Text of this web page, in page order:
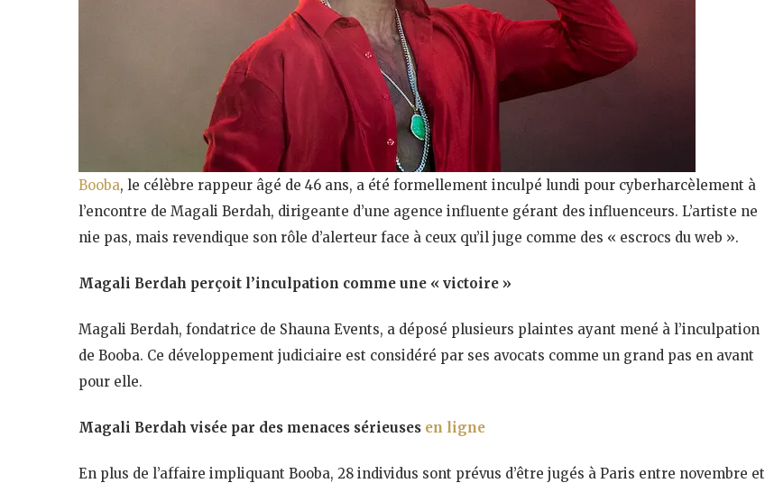
Booba, le célèbre rappeur âgé de 46 ans, a été formellement inculpé lundi pour cyberharcèlement à
l’encontre de Magali Berdah, dirigeante d’une agence influente gérant des influenceurs. L’artiste ne
nie pas, mais revendique son rôle d’alerteur face à ceux qu’il juge comme des « escrocs du web ».
Magali Berdah perçoit l’inculpation comme une « victoire »
Magali Berdah, fondatrice de Shauna Events, a déposé plusieurs plaintes ayant mené à l’inculpation
de Booba. Ce développement judiciaire est considéré par ses avocats comme un grand pas en avant
pour elle.
Magali Berdah visée par des menaces sérieuses en ligne
En plus de l’affaire impliquant Booba, 28 individus sont prévus d’être jugés à Paris entre novembre et